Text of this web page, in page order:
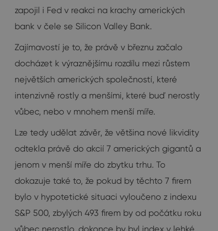
zapojil i Fed v reakci na krachy amerických
bank v čele se Silicon Valley Bank.
Zajímavostí je to, že právě v březnu začalo
docházet k výraznějšímu rozdílu mezi růstem
největších amerických společností, které
intenzivně rostly a menšími, které buď nerostly
vůbec, nebo v mnohem menší míře.
Lze tedy udělat závěr, že většina nové likvidity
odtekla právě do akcií 7 amerických gigantů a
jenom v menší míře do zbytku trhu. To
dokazuje také to, že pokud by těchto 7 firem
bylo v hypotetické situaci vyloučeno z indexu
S&P 500, zbylých 493 firem by od počátku roku
vůbec nerostlo, dokonce by byl index v lehké